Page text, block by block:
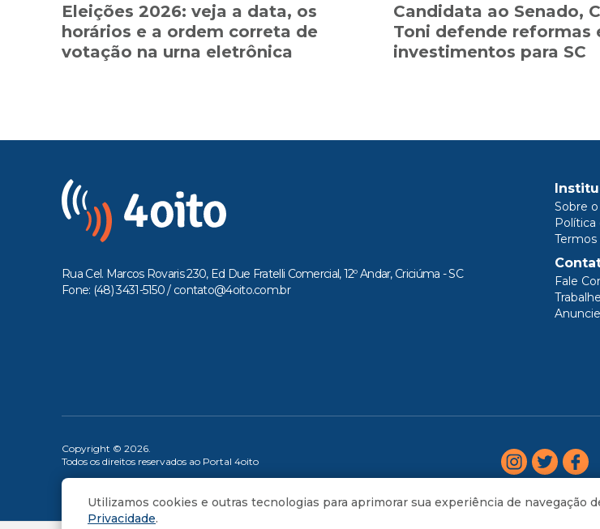
Eleições 2026: veja a data, os
horários e a ordem correta de
votação na urna eletrônica
Candidata ao Senado,
Toni defende reformas
investimentos para SC
Rua Cel. Marcos Rovaris 230, Ed Due Fratelli Comercial, 12º Andar, Criciúma - SC
Fone: (48) 3431-5150 / contato@4oito.com.br
Sobre
Política
Termos
Fale
Copyright © 2026.
Todos os direitos reservados ao Portal 4oito
Utilizamos cookies e outras tecnologias para aprimorar sua experiência de navegação
Privacidade.